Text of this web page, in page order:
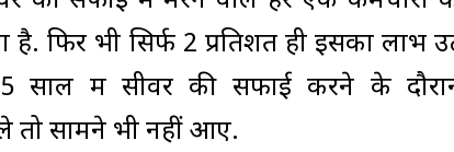
भी सिर्फ 2 प्रतिशत ही इसका लाभ
साल में सीवर की सफाई करने के
तो सामने भी नहीं आए.